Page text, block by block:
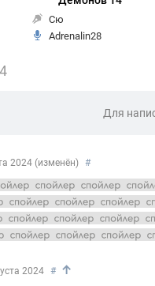
Сю
Adrenalin28
Для
2024 (изменён) #
Эгельгронеаглгро
анос на самом деле
почему тело
для узурпатора,
2024 # ↑